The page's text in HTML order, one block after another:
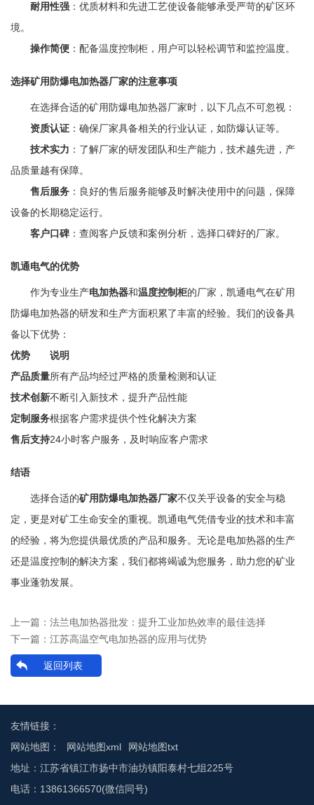
耐用性强 ：优质材料和先进工艺使设备能够承受严苛的矿区环
境。
操作简便 ：配备温度控制柜，用户可以轻松调节和监控温度。
选择矿用防爆电加热器厂家的注意事项
在选择合适的矿用防爆电加热器厂家时，以下几点不可忽视：
资质认证 ：确保厂家具备相关的行业认证，如防爆认证等。
技术实力 ：了解厂家的研发团队和生产能力，技术越先进，产
品质量越有保障。
售后服务 ：良好的售后服务能够及时解决使用中的问题，保障
设备的长期稳定运行。
客户口碑 ：查阅客户反馈和案例分析，选择口碑好的厂家。
凯通电气的优势
作为专业生产电加热器和温度控制柜的厂家，凯通电气在矿用
防爆电加热器的研发和生产方面积累了丰富的经验。我们的设备具
备以下优势：
优势
说明
产品质量所有产品均经过严格的质量检测和认证
技术创新不断引入新技术，提升产品性能
定制服务根据客户需求提供个性化解决方案
售后支持24小时客户服务，及时响应客户需求
结语
选择合适的矿用防爆电加热器厂家不仅关乎设备的安全与稳
定，更是对矿工生命安全的重视。凯通电气凭借专业的技术和丰富
的经验，将为您提供最优质的产品和服务。无论是电加热器的生产
还是温度控制的解决方案，我们都将竭诚为您服务，助力您的矿业
事业蓬勃发展。
上一篇： 法兰电加热器批发：提升工业加热效率的最佳选择
下一篇： 江苏高温空气电加热器的应用与优势
返回列表
友情链接：
网站地图：
网站地图xml
网站地图txt
地址：江苏省镇江市扬中市油坊镇阳泰村七组225号
电话：13861366570(微信同号)